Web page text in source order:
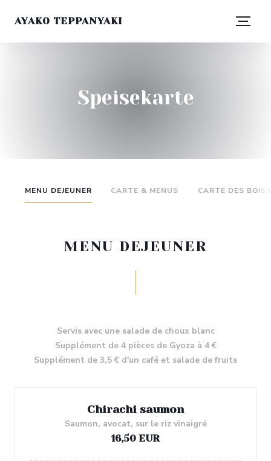
AYAKO TEPPANYAKI
Speisekarte
MENU DEJEUNER CARTE & MENUS CARTE DES
MENU DEJEUNER
Servis avec une salade de choux blanc
Supplément de 4 pièces de Gyoza à 4 €
Supplément de 3,5 € d'un café et salade de fruits
Chirachi saumon
Saumon, avocat, sur le riz vinaigré
16,50 EUR